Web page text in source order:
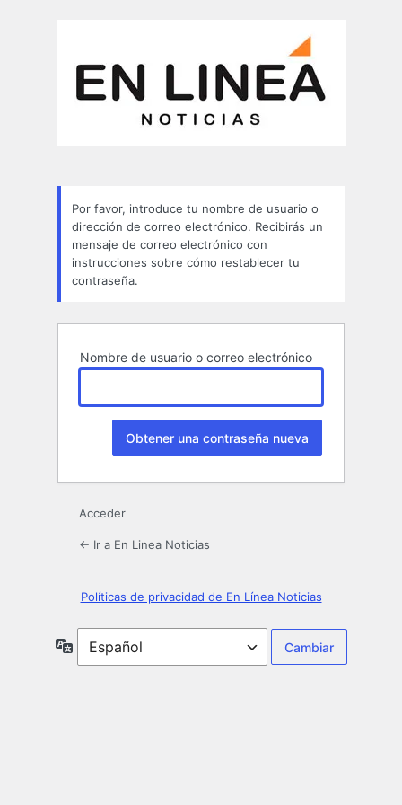
Por favor, introduce tu nombre de usuario o
dirección de correo electrónico. Recibirás un
mensaje de correo electrónico con
instrucciones sobre cómo restablecer tu
contraseña.
Nombre de usuario o correo electrónico
Acceder
← Ir a En Linea Noticias
Políticas de privacidad de En Línea Noticias
Idioma